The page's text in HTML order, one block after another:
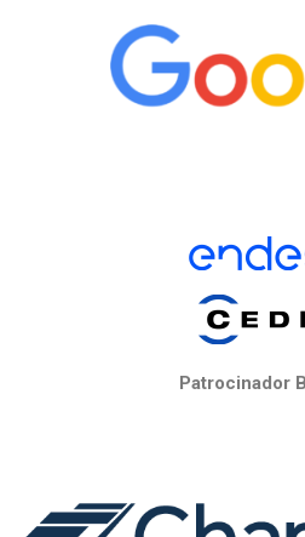
Patrocinador